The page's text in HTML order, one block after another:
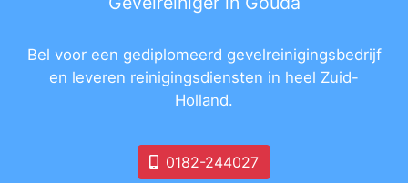
Bel voor een gediplomeerd gevelreinigingsbedrijf
en leveren reinigingsdiensten in heel Zuid-
Holland.
0182-244027